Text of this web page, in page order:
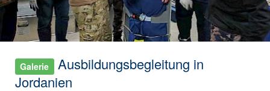
Galerie
Ausbildungsbegleitung in
Jordanien